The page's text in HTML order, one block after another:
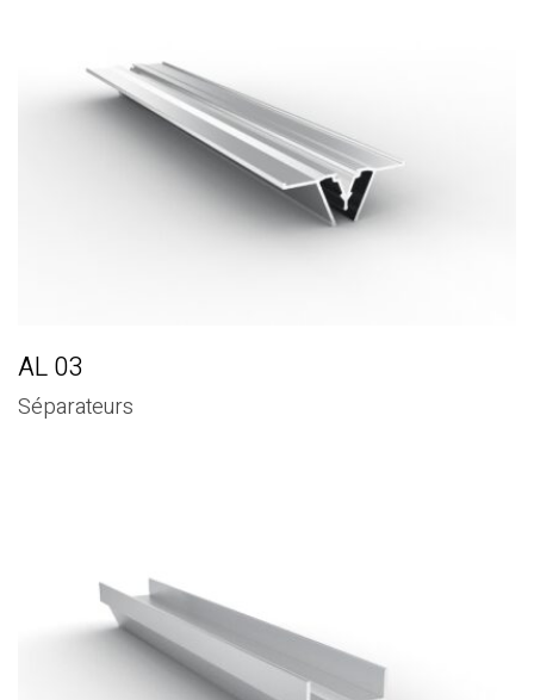
AL 03
Séparateurs